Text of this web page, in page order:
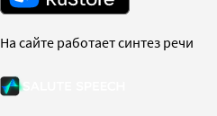
На сайте работает синтез речи